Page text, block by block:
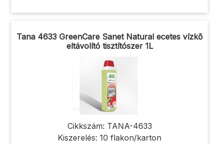
Tana 4633 GreenCare Sanet Natural ecetes vízkő
eltávolító tisztítószer 1L
Cikkszám: TANA-4633
Kiszerelés: 10 flakon/karton